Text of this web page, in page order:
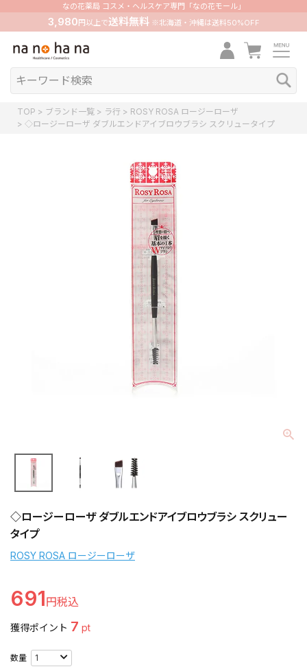
なの花薬局 コスメ・ヘルスケア専門「なの花モール」
3,980 円以上で送料無料※北海道・沖縄は送料50%OFF
TOP ブランド一覧 ラ行
ROSY ROSA ロージーローザ
◇ロージーローザ ダブルエンドアイブロウブラシ スクリュータイプ
◇ロージーローザ ダブルエンドアイブロウブラシ スクリュー
タイプ
ROSY ROSA ロージーローザ
691
獲得ポイント 7 pt